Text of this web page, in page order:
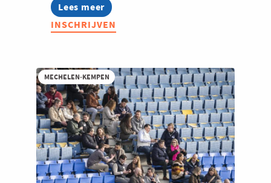
Lees meer
about
Infosessie:
Week
Mexico
INSCHRIJVEN
MECHELEN-KEMPEN